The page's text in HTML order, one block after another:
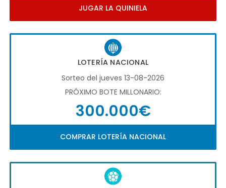
JUGAR LA QUINIELA
LOTERÍA NACIONAL
Sorteo del jueves 13-08-2026
PRÓXIMO BOTE MILLONARIO:
300.000€
COMPRAR LOTERÍA NACIONAL